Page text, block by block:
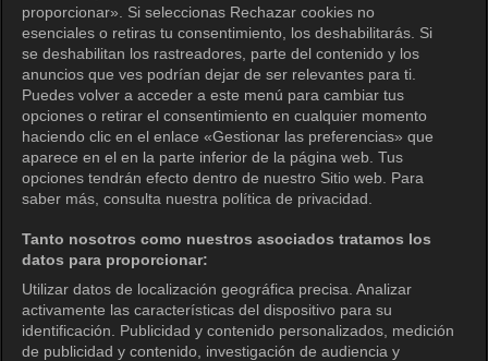
proporcionar». Si seleccionas Rechazar cookies no
esenciales o retiras tu consentimiento, los deshabilitarás. Si
se deshabilitan los rastreadores, parte del contenido y los
anuncios que ves podrían dejar de ser relevantes para ti.
Puedes volver a acceder a este menú para cambiar tus
opciones o retirar el consentimiento en cualquier momento
haciendo clic en el enlace «Gestionar las preferencias» que
aparece en el en la parte inferior de la página web. Tus
opciones tendrán efecto dentro de nuestro Sitio web. Para
saber más, consulta nuestra política de privacidad.
Tanto nosotros como nuestros asociados tratamos los
datos para proporcionar:
Utilizar datos de localización geográfica precisa. Analizar
activamente las características del dispositivo para su
identificación. Publicidad y contenido personalizados, medición
de publicidad y contenido, investigación de audiencia y